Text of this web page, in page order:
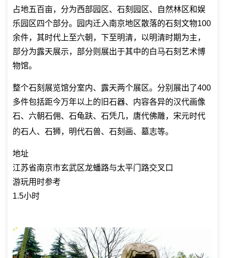
占地五百亩，分为西部园区、石刻园区、自然林区和娱
乐园区四个部分。园内迁入南京地区散落的石刻文物100
余件，其时代上至六朝，下至明清，以明清时期为主，
部分为露天展示，部分则展出于其中的白马石刻艺术博
物馆。
整个石刻展览馆分室内、露天两个展区。分别展出了400
多件包括距今万年以上的旧石器、内容各异的汉代画像
石、六朝石佣、石龟趺、石凭几，唐代佛雕，宋元时代
的石人、石狮，明代石兽、石刻画、墓志等。
地址
江苏省南京市玄武区龙蟠路与太平门路交叉口
游玩用时参考
1.5小时